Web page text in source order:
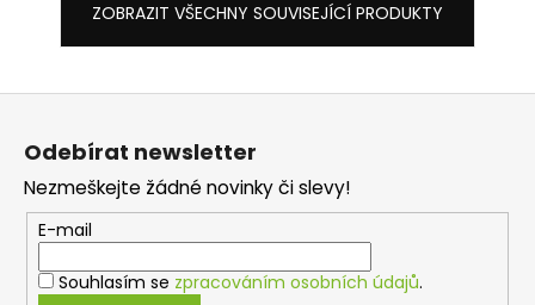
ZOBRAZIT VŠECHNY SOUVISEJÍCÍ PRODUKTY
Odebírat newsletter
Nezmeškejte žádné novinky či slevy!
E-mail
Souhlasím se zpracováním osobních údajů.